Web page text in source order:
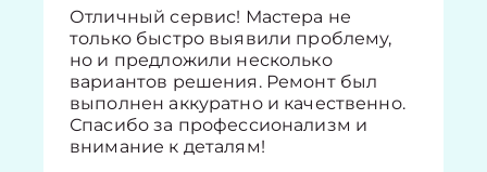
Отличный сервис! Мастера не
только быстро выявили проблему,
но и предложили несколько
вариантов решения. Ремонт был
выполнен аккуратно и качественно.
Спасибо за профессионализм и
внимание к деталям!